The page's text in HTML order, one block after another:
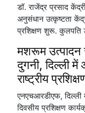
डॉ. राजेंद्र प्रसाद
अनुसंधान उत्कृष्टता
प्रशिक्षण शुरू. कुलपति
मशरूम उत्पादन
दुगनी, दिल्ली
राष्ट्रीय
एनएचआरडीएफ,
दिवसीय प्रशिक्षण